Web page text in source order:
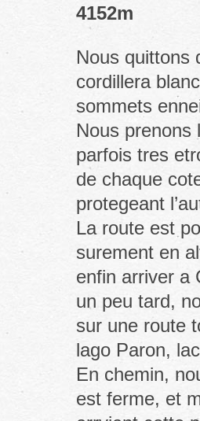
4152m
Nous quittons
cordillera
sommets
Nous prenons
parfois tres
de chaque
protegeant
La route est
surement en
enfin arriver a
un peu tard,
sur une route
lago Paron,
En chemin,
est ferme, et